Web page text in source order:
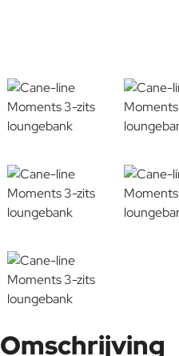
Omschrijving